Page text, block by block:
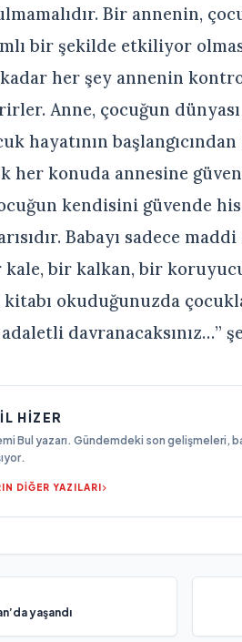
Bir annenin,
bir şekilde etkiliyor
her şey annenin
Anne, çocuğun
hayatının
her konuda annesine
kendisini güvende
Babayı sadece
kale, bir kalkan, bir
okuduğunuzda
davranacaksınız…”
HIZER
Bul yazarı. Gündemdeki son gelişmeleri,
DİĞER YAZILARI
yaşandı